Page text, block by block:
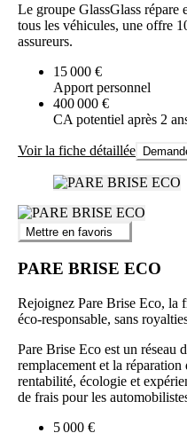
Le groupe GlassGlass répare
tous les véhicules, une offre
assureurs.
15 000 €
Apport personnel
400 000 €
CA potentiel après 2
Voir la fiche détaillée
Mettre en favoris
PARE BRISE ECO
Rejoignez Pare Brise Eco, la
éco-responsable, sans
Pare Brise Eco est un réseau
remplacement et la
rentabilité, écologie et
de frais pour les
5 000 €